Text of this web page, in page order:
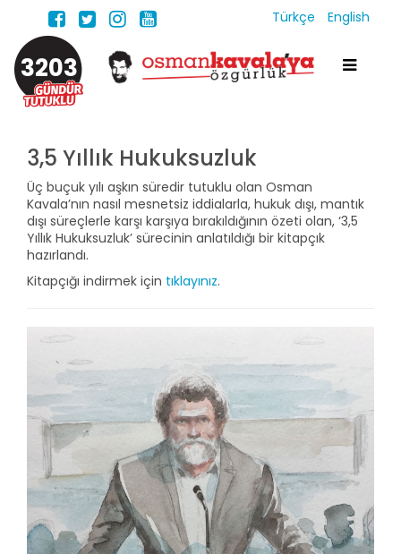
Türkçe English
3203
3,5 Yıllık Hukuksuzluk
Üç buçuk yılı aşkın süredir tutuklu olan Osman
Kavala’nın nasıl mesnetsiz iddialarla, hukuk dışı, mantık
dışı süreçlerle karşı karşıya bırakıldığının özeti olan, ‘3,5
Yıllık Hukuksuzluk’ sürecinin anlatıldığı bir kitapçık
hazırlandı.
Kitapçığı indirmek için tıklayınız.